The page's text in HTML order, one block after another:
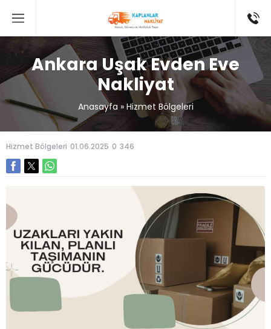
Ankara Uşak Evden Eve
Nakliyat
Anasayfa» Hizmet Bölgeleri
Hizmet Bölgeleri 01.06.2025 0 346